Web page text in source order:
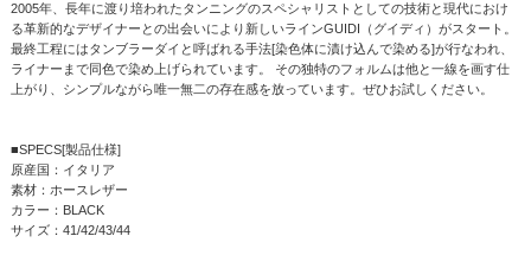
2005年、長年に渡り培われたタンニングのスペシャリストとしての技術と現代におけ
る革新的なデザイナーとの出会いにより新しいラインGUIDI（グイディ）がスタート。
最終工程にはタンブラーダイと呼ばれる手法[染色体に漬け込んで染める]が行なわれ、
ライナーまで同色で染め上げられています。 その独特のフォルムは他と一線を画す仕
上がり、シンプルながら唯一無二の存在感を放っています。ぜひお試しください。
■SPECS[製品仕様]
原産国：イタリア
素材：ホースレザー
カラー：BLACK
サイズ：41/42/43/44